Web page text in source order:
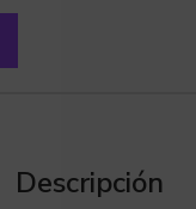
Descripción